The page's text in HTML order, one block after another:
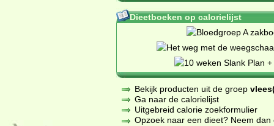
Dieetboeken op calorielijst
Bekijk producten uit de groep
Ga naar de calorielijst
Uitgebreid calorie zoekformulier
Opzoek naar een dieet? Neem